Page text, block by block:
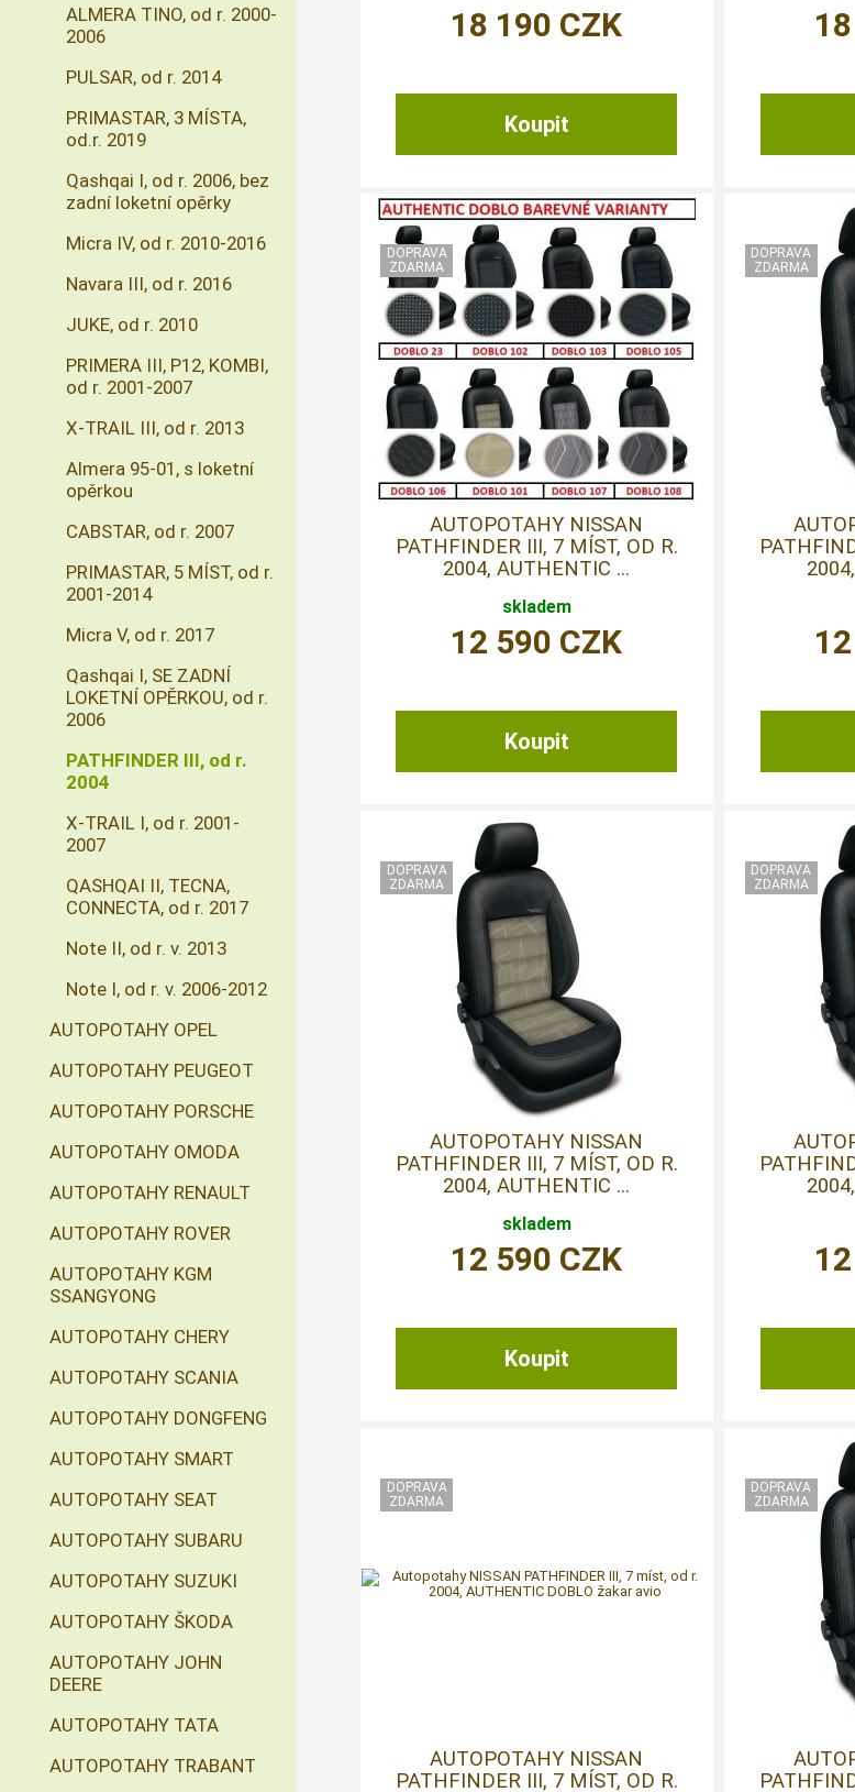
18 190 CZK
AUTOPOTAHY NISSAN
PATHFINDER III, 7 MÍST, OD R.
2004, AUTHENTIC ...
skladem
12 590 CZK
AUTOPOTAHY NISSAN
PATHFINDER III, 7 MÍST, OD R.
2004, AUTHENTIC ...
skladem
12 590 CZK
AUTOPOTAHY NISSAN
PATHFINDER III, 7 MÍST, OD R.
ALMERA TINO, od r. 2000-
2006
PULSAR, od r. 2014
PRIMASTAR, 3 MÍSTA,
od.r. 2019
Qashqai I, od r. 2006, bez
zadní loketní opěrky
Micra IV, od r. 2010-2016
Navara III, od r. 2016
JUKE, od r. 2010
PRIMERA III, P12, KOMBI,
od r. 2001-2007
X-TRAIL III, od r. 2013
Almera 95-01, s loketní
opěrkou
CABSTAR, od r. 2007
PRIMASTAR, 5 MÍST, od r.
2001-2014
Micra V, od r. 2017
Qashqai I, SE ZADNÍ
LOKETNÍ OPĚRKOU, od r.
2006
PATHFINDER III, od r.
2004
X-TRAIL I, od r. 2001-
2007
QASHQAI II, TECNA,
CONNECTA, od r. 2017
Note II, od r. v. 2013
Note I, od r. v. 2006-2012
AUTOPOTAHY OPEL
AUTOPOTAHY PEUGEOT
AUTOPOTAHY PORSCHE
AUTOPOTAHY OMODA
AUTOPOTAHY RENAULT
AUTOPOTAHY ROVER
AUTOPOTAHY KGM
SSANGYONG
AUTOPOTAHY CHERY
AUTOPOTAHY SCANIA
AUTOPOTAHY DONGFENG
AUTOPOTAHY SMART
AUTOPOTAHY SEAT
AUTOPOTAHY SUBARU
AUTOPOTAHY SUZUKI
AUTOPOTAHY ŠKODA
AUTOPOTAHY JOHN
DEERE
AUTOPOTAHY TATA
AUTOPOTAHY TRABANT